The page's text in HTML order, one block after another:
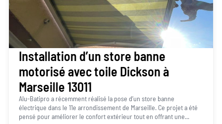
Installation d’un store banne
motorisé avec toile Dickson à
Marseille 13011
Alu-Batipro a récemment réalisé la pose d’un store banne
électrique dans le 11e arrondissement de Marseille. Ce projet a été
pensé pour améliorer le confort extérieur tout en offrant une...